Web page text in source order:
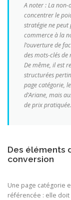
A noter : La
concentrer le
stratégie ne peut
commerce à la
l’ouverture de
des mots-clés de
De même, il est
structurées
page catégorie,
d’Ariane, mais
de prix pratiquée.
Des éléments
conversion
Une page catégorie
référencée : elle doit